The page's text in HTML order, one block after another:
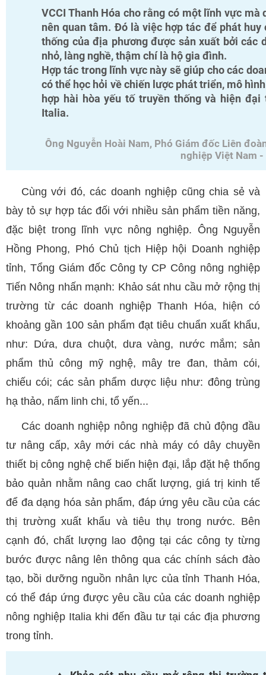
VCCI Thanh Hóa cho rằng có một lĩnh vực mà
nên quan tâm. Đó là việc hợp tác để phát huy
thống của địa phương được sản xuất bởi các
nhỏ, làng nghề, thậm chí là hộ gia đình.
Hợp tác trong lĩnh vực này sẽ giúp cho các
có thể học hỏi về chiến lược phát triển, mô
hợp hài hòa yếu tố truyền thống và hiện đại
Italia.
Ông Nguyễn Hoài Nam, Phó Giám đốc Liên
nghiệp Việt Nam
Cùng với đó, các doanh nghiệp cũng chia sẻ và
bày tỏ sự hợp tác đối với nhiều sản phẩm tiền năng,
đặc biệt trong lĩnh vực nông nghiệp. Ông Nguyễn
Hồng Phong, Phó Chủ tịch Hiệp hội Doanh nghiệp
tỉnh, Tổng Giám đốc Công ty CP Công nông nghiệp
Tiến Nông nhấn mạnh: Khảo sát nhu cầu mở rộng thị
trường từ các doanh nghiệp Thanh Hóa, hiện có
khoảng gần 100 sản phẩm đạt tiêu chuẩn xuất khẩu,
như: Dứa, dưa chuột, dưa vàng, nước mắm; sản
phẩm thủ công mỹ nghệ, mây tre đan, thảm cói,
chiếu cói; các sản phẩm dược liệu như: đông trùng
hạ thảo, nấm linh chi, tổ yến...
Các doanh nghiệp nông nghiệp đã chủ động đầu
tư nâng cấp, xây mới các nhà máy có dây chuyền
thiết bị công nghệ chế biến hiện đại, lắp đặt hệ thống
bảo quản nhằm nâng cao chất lượng, giá trị kinh tế
để đa dạng hóa sản phẩm, đáp ứng yêu cầu của các
thị trường xuất khẩu và tiêu thụ trong nước. Bên
cạnh đó, chất lượng lao động tại các công ty từng
bước được nâng lên thông qua các chính sách đào
tạo, bồi dưỡng nguồn nhân lực của tỉnh Thanh Hóa,
có thể đáp ứng được yêu cầu của các doanh nghiệp
nông nghiệp Italia khi đến đầu tư tại các địa phương
trong tỉnh.